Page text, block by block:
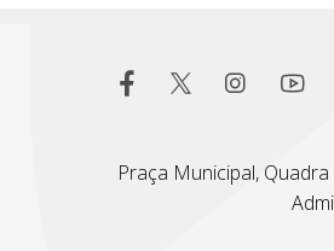
Praça Municipal,